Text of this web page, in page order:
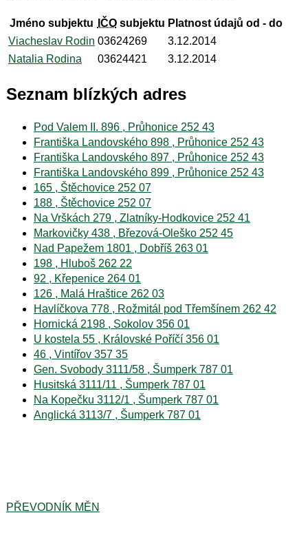
Jméno subjektu IČOsubjektu Platnost údajů od - do
Viacheslav Rodin 03624269
3.12.2014
Natalia Rodina
03624421 3.12.2014
Seznam blízkých adres
Pod Valem II. 896 , Průhonice 252 43
Františka Landovského 898 , Průhonice 252 43
Františka Landovského 897 , Průhonice 252 43
Františka Landovského 899 , Průhonice 252 43
165 , Štěchovice 252 07
188 , Štěchovice 252 07
Na Vrškách 279 , Zlatníky-Hodkovice 252 41
Markovičky 438 , Březová-Oleško 252 45
Nad Papežem 1801 , Dobříš 263 01
198 , Hluboš 262 22
92 , Křepenice 264 01
126 , Malá Hraštice 262 03
Havlíčkova 778 , Rožmitál pod Třemšínem 262 42
Hornická 2198 , Sokolov 356 01
U kostela 55 , Královské Poříčí 356 01
46 , Vintířov 357 35
Gen. Svobody 3111/58 , Šumperk 787 01
Husitská 3111/11 , Šumperk 787 01
Na Kopečku 3112/1 , Šumperk 787 01
Anglická 3113/7 , Šumperk 787 01
PŘEVODNÍK MĚN